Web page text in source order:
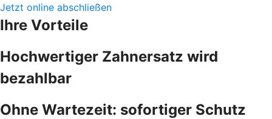
Jetzt online abschließen
Ihre Vorteile
Hochwertiger Zahnersatz wird
bezahlbar
Ohne Wartezeit: sofortiger Schutz